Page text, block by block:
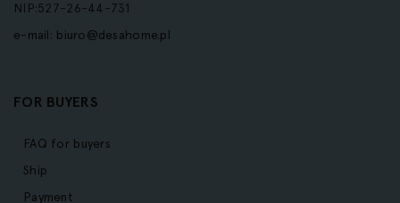
NIP:527-26-44-731
e-mail: biuro@desahome.pl
FOR BUYERS
FAQ for buyers
Ship
Payment